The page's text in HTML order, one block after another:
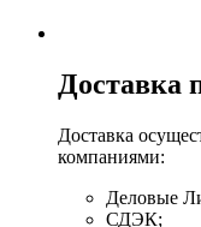
Доставка
Доставка
компаниями:
Деловые
СДЭК;